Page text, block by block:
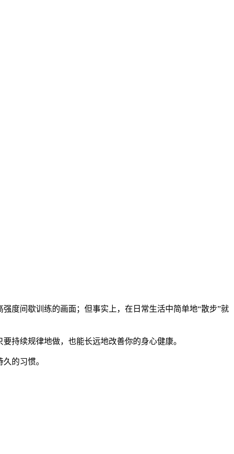
度间歇训练的画面；但事实上，在日常生活中简单地“散步”就
持续规律地做，也能长远地改善你的身心健康。
的习惯。